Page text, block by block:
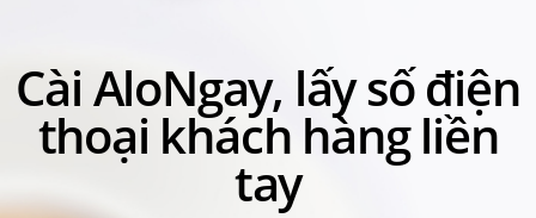
Cài AloNgay, lấy số điện
thoại khách hàng liền
tay